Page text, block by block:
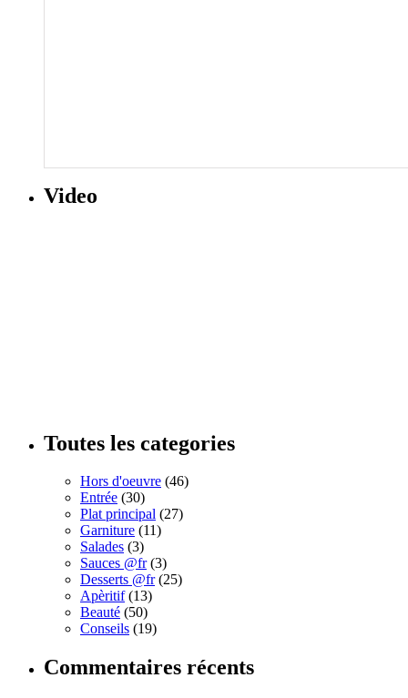
Video
Toutes les categories
Hors d'oeuvre (46)
Entrée (30)
Plat principal (27)
Garniture (11)
Salades (3)
Sauces @fr(3)
Desserts @fr(25)
Apèritif(13)
Beauté (50)
Conseils (19)
Commentaires récents